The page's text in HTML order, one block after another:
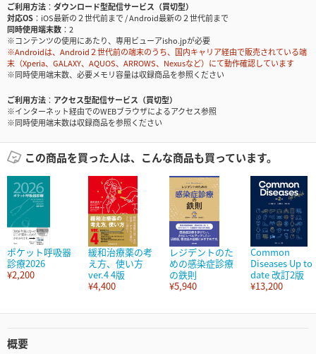
ご利用方法
ダウンロード型配信サービス（買切型）
対応OS
iOS最新の２世代前まで / Android最新の２世代前まで
同時使用端末数
2
※コンテンツの使用にあたり、専用ビューアisho.jpが必要
※Androidは、Android２世代前の端末のうち、国内キャリア経由で販売されている端
末（Xperia、GALAXY、AQUOS、ARROWS、Nexusなど）にて動作確認しています
※同時使用端末数、必要メモリ容量は収録商品を参照ください
ご利用方法
アクセス型配信サービス（買切型）
※インターネット経由でのWEBブラウザによるアクセス参照
※同時使用端末数は収録商品を参照ください
この商品を買った人は、こんな商品も買っています。
ポケット呼吸器
診療2026
¥2,200
緩和治療薬の考
え方、使い方
ver.4 4版
¥4,400
レジデントのた
めの感染症診療
の鉄則
¥5,940
Common
Diseases Up to
date 改訂2版
¥13,200
概要